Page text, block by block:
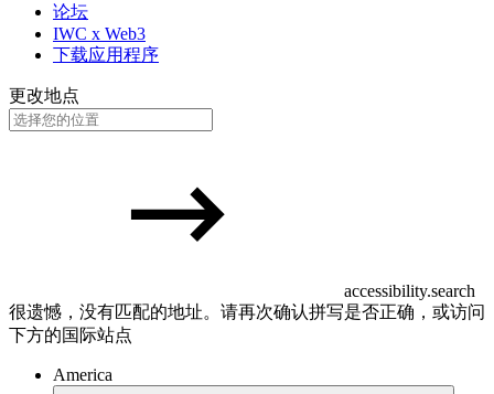
论坛
IWC x Web3
下载应用程序
更改地点
accessibility.search
很遗憾，没有匹配的地址。请再次确认拼写是否正确，或访问
下方的国际站点
America